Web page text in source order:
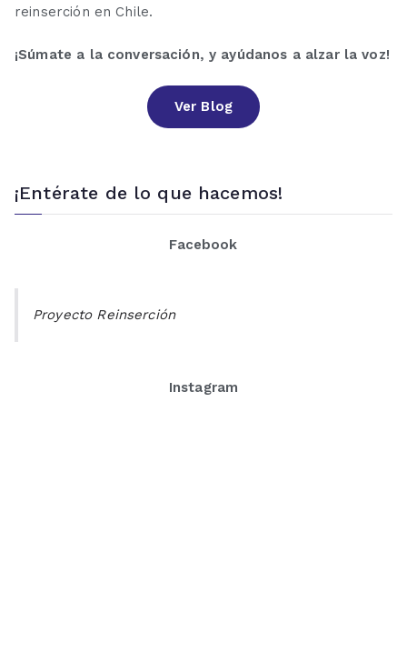
reinserción en Chile.
¡Súmate a la conversación, y ayúdanos a alzar la voz!
Ver Blog
¡Entérate de lo que hacemos!
Facebook
Proyecto Reinserción
Instagram